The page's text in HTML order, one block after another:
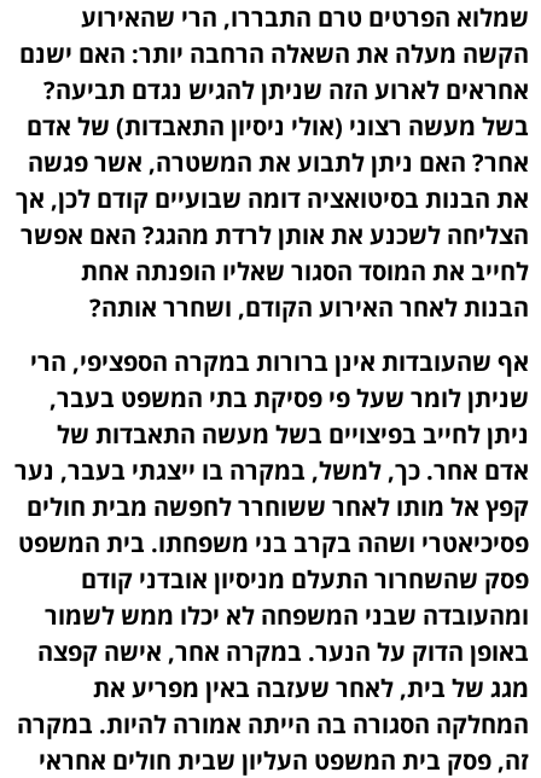
שמלוא הפרטים טרם התבררו, הרי שהאירוע
הקשה מעלה את השאלה הרחבה יותר: האם ישנם
אחראים לארוע הזה שניתן להגיש נגדם תביעה?
בשל מעשה רצוני (אולי ניסיון התאבדות) של אדם
אחר? האם ניתן לתבוע את המשטרה, אשר פגשה
את הבנות בסיטואציה דומה שבועיים קודם לכן, אך
הצליחה לשכנע את אותן לרדת מהגג? האם אפשר
לחייב את המוסד הסגור שאליו הופנתה אחת
הבנות לאחר האירוע הקודם, ושחרר אותה?
אף שהעובדות אינן ברורות במקרה הספציפי, הרי
שניתן לומר שעל פי פסיקת בתי המשפט בעבר,
ניתן לחייב בפיצויים בשל מעשה התאבדות של
אדם אחר. כך, למשל, במקרה בו ייצגתי בעבר, נער
קפץ אל מותו לאחר ששוחרר לחפשה מבית חולים
פסיכיאטרי ושהה בקרב בני משפחתו. בית המשפט
פסק שהשחרור התעלם מניסיון אובדני קודם
ומהעובדה שבני המשפחה לא יכלו ממש לשמור
באופן הדוק על הנער. במקרה אחר, אישה קפצה
מגג של בית, לאחר שעזבה באין מפריע את
המחלקה הסגורה בה הייתה אמורה להיות. במקרה
זה, פסק בית המשפט העליון שבית חולים אחראי